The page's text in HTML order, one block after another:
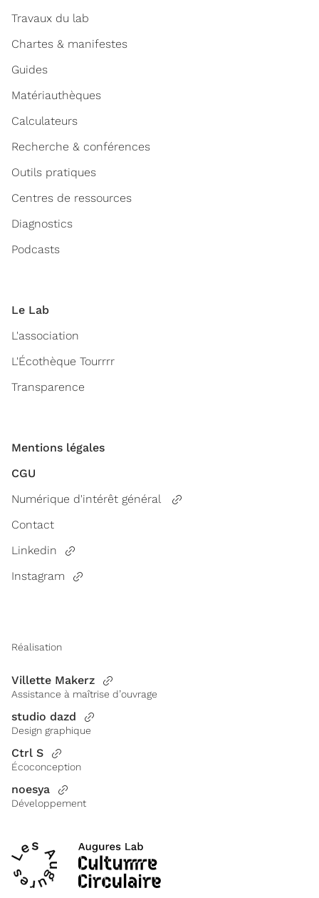
Travaux du lab
Chartes & manifestes
Guides
Matériauthèques
Calculateurs
Recherche & conférences
Outils pratiques
Centres de ressources
Diagnostics
Podcasts
Le Lab
L'association
L'Écothèque Tourrrr
Transparence
Mentions légales
CGU
Numérique d'intérêt général
Contact
Linkedin
Instagram
Réalisation
Villette Makerz
Assistance à maîtrise d’ouvrage
studio dazd
Design graphique
Ctrl S
Écoconception
noesya
Développement